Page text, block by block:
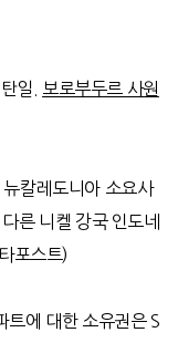
일
보로부두르 사원
칼레도니아 소요사
른 니켈 강국 인도네
포스트)
트에 대한 소유권은S